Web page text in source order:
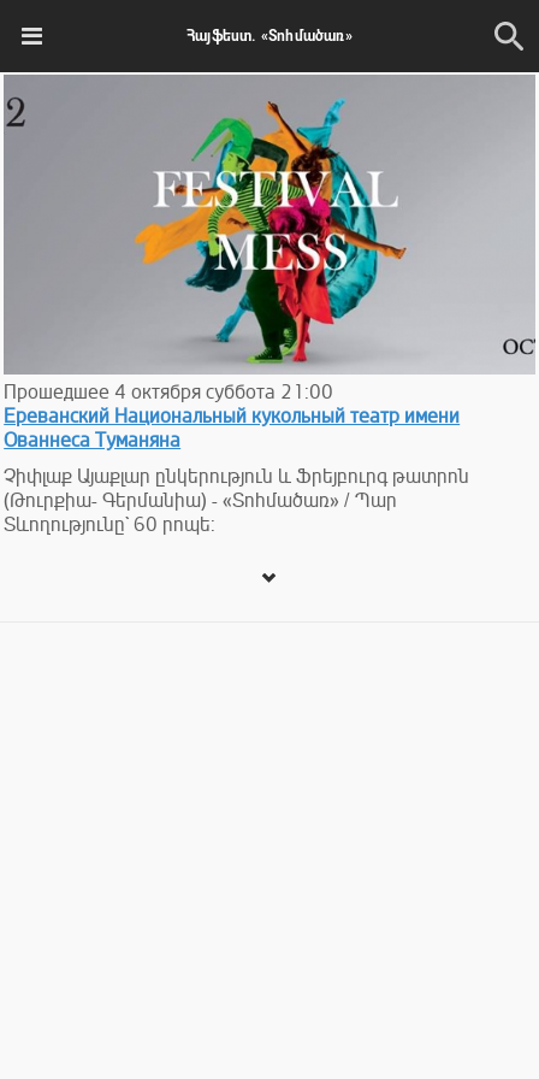
Հայֆեստ. «Տոհմածառ»
Прошедшее 4 октября суббота 21:00
Ереванский Национальный кукольный театр имени
Ованнеса Туманяна
Չիփլաք Այաքլար ընկերություն և Ֆրեյբուրգ թատրոն
(Թուրքիա- Գերմանիա) - «Տոհմածառ» / Պար
Տևողությունը` 60 րոպե: